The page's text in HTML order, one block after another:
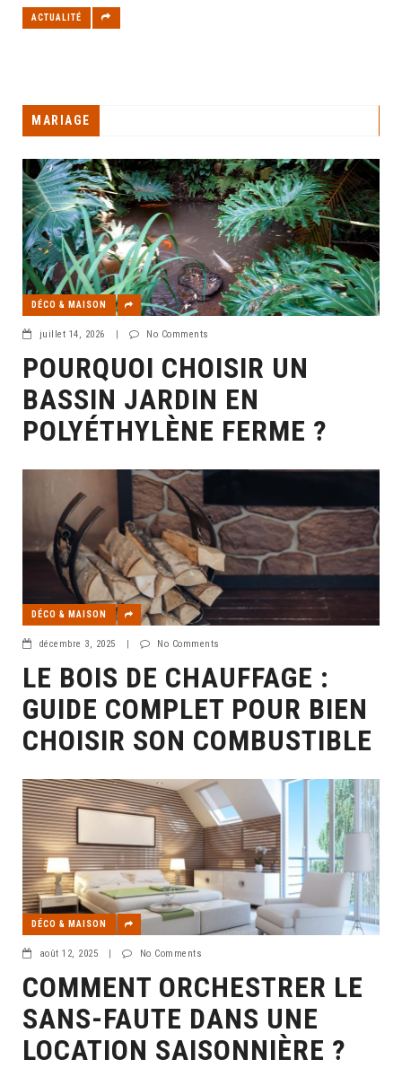
ACTUALITÉ
MARIAGE
DÉCO & MAISON
juillet 14, 2026 | No Comments
POURQUOI CHOISIR UN
BASSIN JARDIN EN
POLYÉTHYLÈNE FERME ?
DÉCO & MAISON
décembre 3, 2025 | No Comments
LE BOIS DE CHAUFFAGE :
GUIDE COMPLET POUR BIEN
CHOISIR SON COMBUSTIBLE
DÉCO & MAISON
août 12, 2025 | No Comments
COMMENT ORCHESTRER LE
SANS-FAUTE DANS UNE
LOCATION SAISONNIÈRE ?